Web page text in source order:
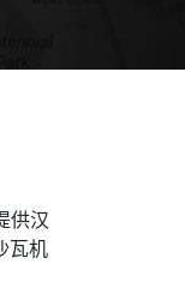
供汉
瓦机